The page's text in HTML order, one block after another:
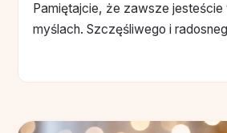
Pamiętajcie, że zawsze jesteście
myślach. Szczęśliwego i